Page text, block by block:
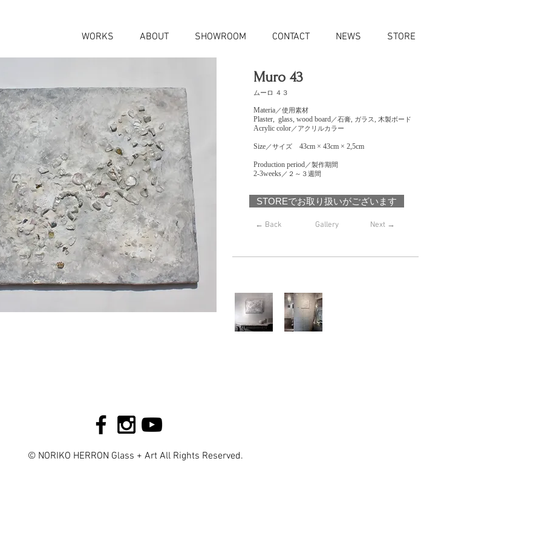
WORKS ABOUT SHOWROOM CONTACT NEWS STORE
Muro 43
ムーロ ４３
Materia ／使用素材
Plaster, glass, wood board ／石膏, ガラス, 木製ボード
Acrylic color ／アクリルカラー
Size ／サイズ 43cm × 43cm × 2,5cm
Production period ／製作期間
2-3weeks ／２～３週間
STOREでお取り扱いがございます
← Back Gallery Next →
© NORIKO HERRON Glass + Art All Rights Reserved.